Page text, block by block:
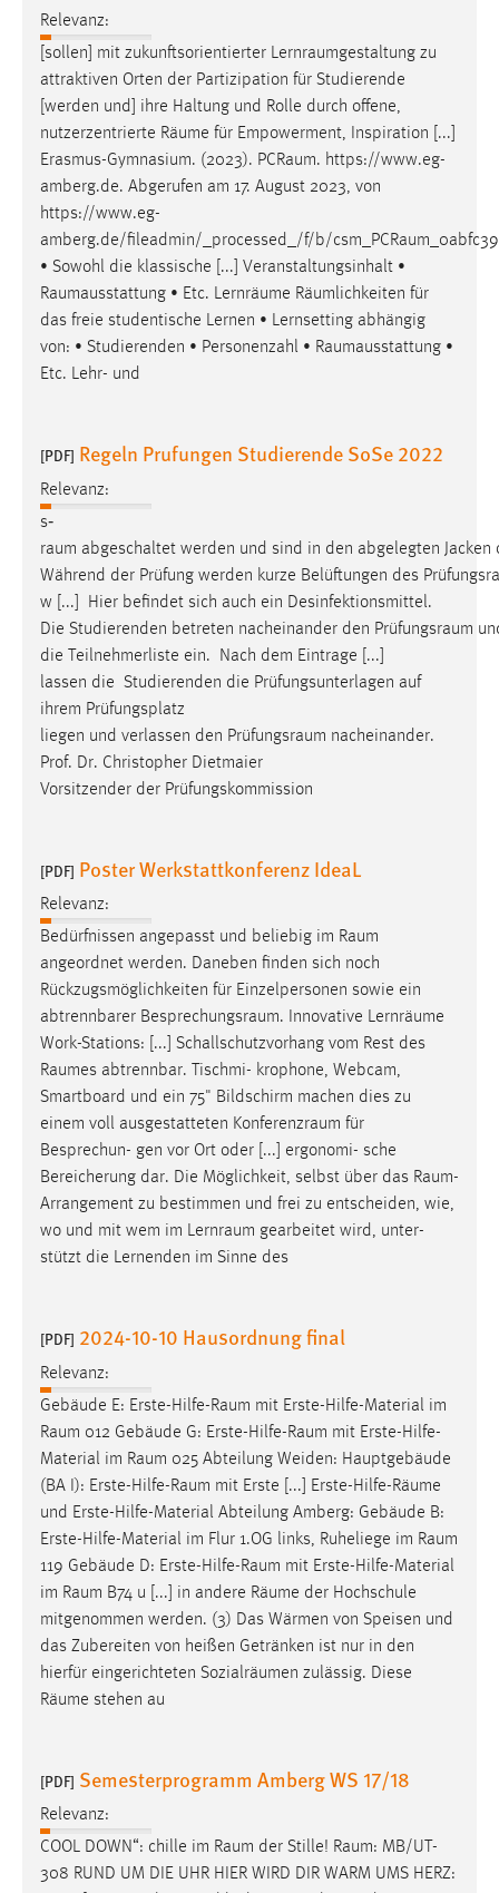
Relevanz:
[sollen] mit zukunftsorientierter Lernraumgestaltung zu
attraktiven Orten der Partizipation für Studierende
[werden und] ihre Haltung und Rolle durch offene,
nutzerzentrierte Räume für Empowerment, Inspiration [...]
Erasmus-Gymnasium. (2023). PCRaum. https://www.eg-
amberg.de. Abgerufen am 17. August 2023, von
https://www.eg-
amberg.de/fileadmin/_processed_/f/b/
• Sowohl die klassische [...] Veranstaltungsinhalt •
Raumausstattung • Etc. Lernräume Räumlichkeiten für
das freie studentische Lernen • Lernsetting abhängig
von: • Studierenden • Personenzahl • Raumausstattung •
Etc. Lehr- und
[PDF] Regeln Prufungen Studierende SoSe 2022
Relevanz:
s‐
raum abgeschaltet werden und sind in den abgelegten Jacken
Während der Prüfung werden kurze Belüftungen des
w [...] Hier befindet sich auch ein Desinfektionsmittel.
Die Studierenden betreten nacheinander den Prüfungsraum
die Teilnehmerliste ein. Nach dem Eintrage [...]
lassen die Studierenden die Prüfungsunterlagen auf
ihrem Prüfungsplatz
liegen und verlassen den Prüfungsraum nacheinander.
Prof. Dr. Christopher Dietmaier
Vorsitzender der Prüfungskommission
[PDF] Poster Werkstattkonferenz IdeaL
Relevanz:
Bedürfnissen angepasst und beliebig im Raum
angeordnet werden. Daneben finden sich noch
Rückzugsmöglichkeiten für Einzelpersonen sowie ein
abtrennbarer Besprechungsraum. Innovative Lernräume
Work-Stations: [...] Schallschutzvorhang vom Rest des
Raumes abtrennbar. Tischmi- krophone, Webcam,
Smartboard und ein 75" Bildschirm machen dies zu
einem voll ausgestatteten Konferenzraum für
Besprechun- gen vor Ort oder [...] ergonomi- sche
Bereicherung dar. Die Möglichkeit, selbst über das Raum-
Arrangement zu bestimmen und frei zu entscheiden, wie,
wo und mit wem im Lernraum gearbeitet wird, unter-
stützt die Lernenden im Sinne des
[PDF] 2024-10-10 Hausordnung final
Relevanz:
Gebäude E: Erste-Hilfe-Raum mit Erste-Hilfe-Material im
Raum 012 Gebäude G: Erste-Hilfe-Raum mit Erste-Hilfe-
Material im Raum 025 Abteilung Weiden: Hauptgebäude
(BA I): Erste-Hilfe-Raum mit Erste [...] Erste-Hilfe-Räume
und Erste-Hilfe-Material Abteilung Amberg: Gebäude B:
Erste-Hilfe-Material im Flur 1.OG links, Ruheliege im Raum
119 Gebäude D: Erste-Hilfe-Raum mit Erste-Hilfe-Material
im Raum B74 u [...] in andere Räume der Hochschule
mitgenommen werden. (3) Das Wärmen von Speisen und
das Zubereiten von heißen Getränken ist nur in den
hierfür eingerichteten Sozialräumen zulässig. Diese
Räume stehen au
[PDF] Semesterprogramm Amberg WS 17/18
Relevanz:
COOL DOWN“: chille im Raum der Stille! Raum: MB/UT-
308 RUND UM DIE UHR HIER WIRD DIR WARM UMS HERZ: